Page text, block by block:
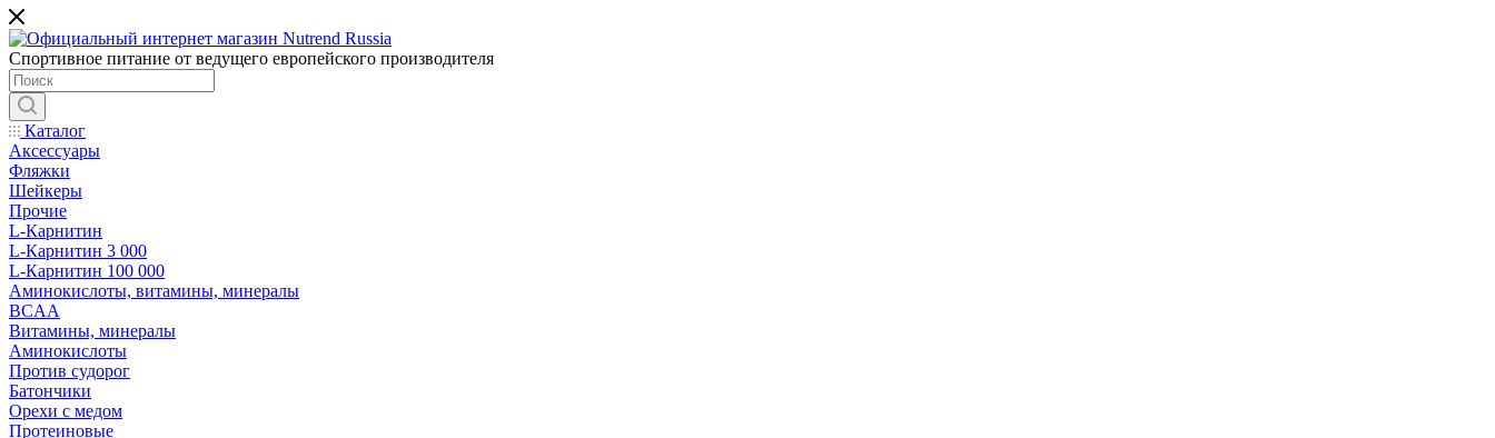
Спортивное питание от ведущего европейского производителя
Каталог
Аксессуары
Фляжки
Шейкеры
Прочие
L-Карнитин
L-Карнитин 3 000
L-Карнитин 100 000
Аминокислоты, витамины, минералы
BCAA
Витамины, минералы
Аминокислоты
Против судорог
Батончики
Орехи с медом
Протеиновые